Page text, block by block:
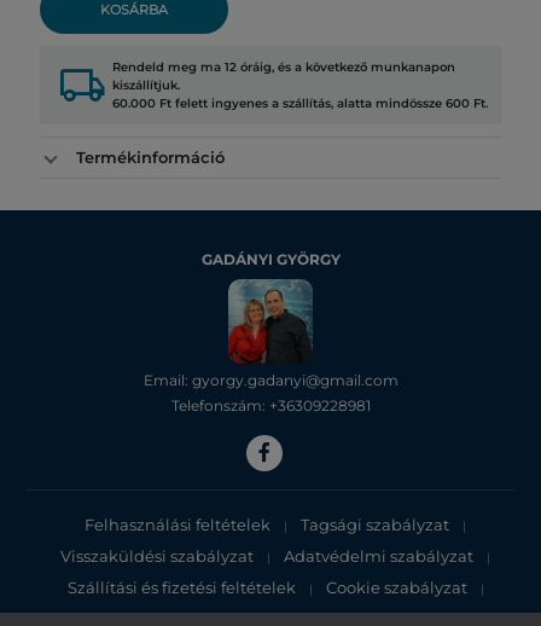
KOSÁRBA
local_shipping Rendeld meg ma 12 óráig, és a következő munkanapon
kiszállítjuk.
60.000 Ft felett ingyenes a szállítás, alatta mindössze 600 Ft.
Termékinformáció
GADÁNYI GYÖRGY
Email: gyorgy.gadanyi@gmail.com
Telefonszám: +36309228981
Felhasználási feltételek | Tagsági szabályzat |
Visszaküldési szabályzat | Adatvédelmi szabályzat |
Szállítási és fizetési feltételek | Cookie szabályzat |
Adatvédelmi tájékoztató